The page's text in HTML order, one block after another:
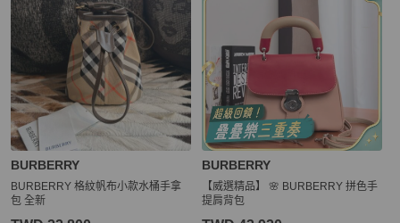
BURBERRY
BURBERRY 格紋帆布小款水桶手拿
包 全新
BURBERRY
【威選精品】 🌸 BURBERRY 拼色手
提肩背包